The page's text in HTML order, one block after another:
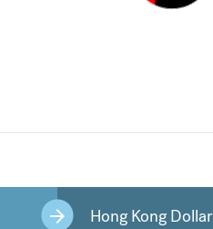
Hong Kong Dollar